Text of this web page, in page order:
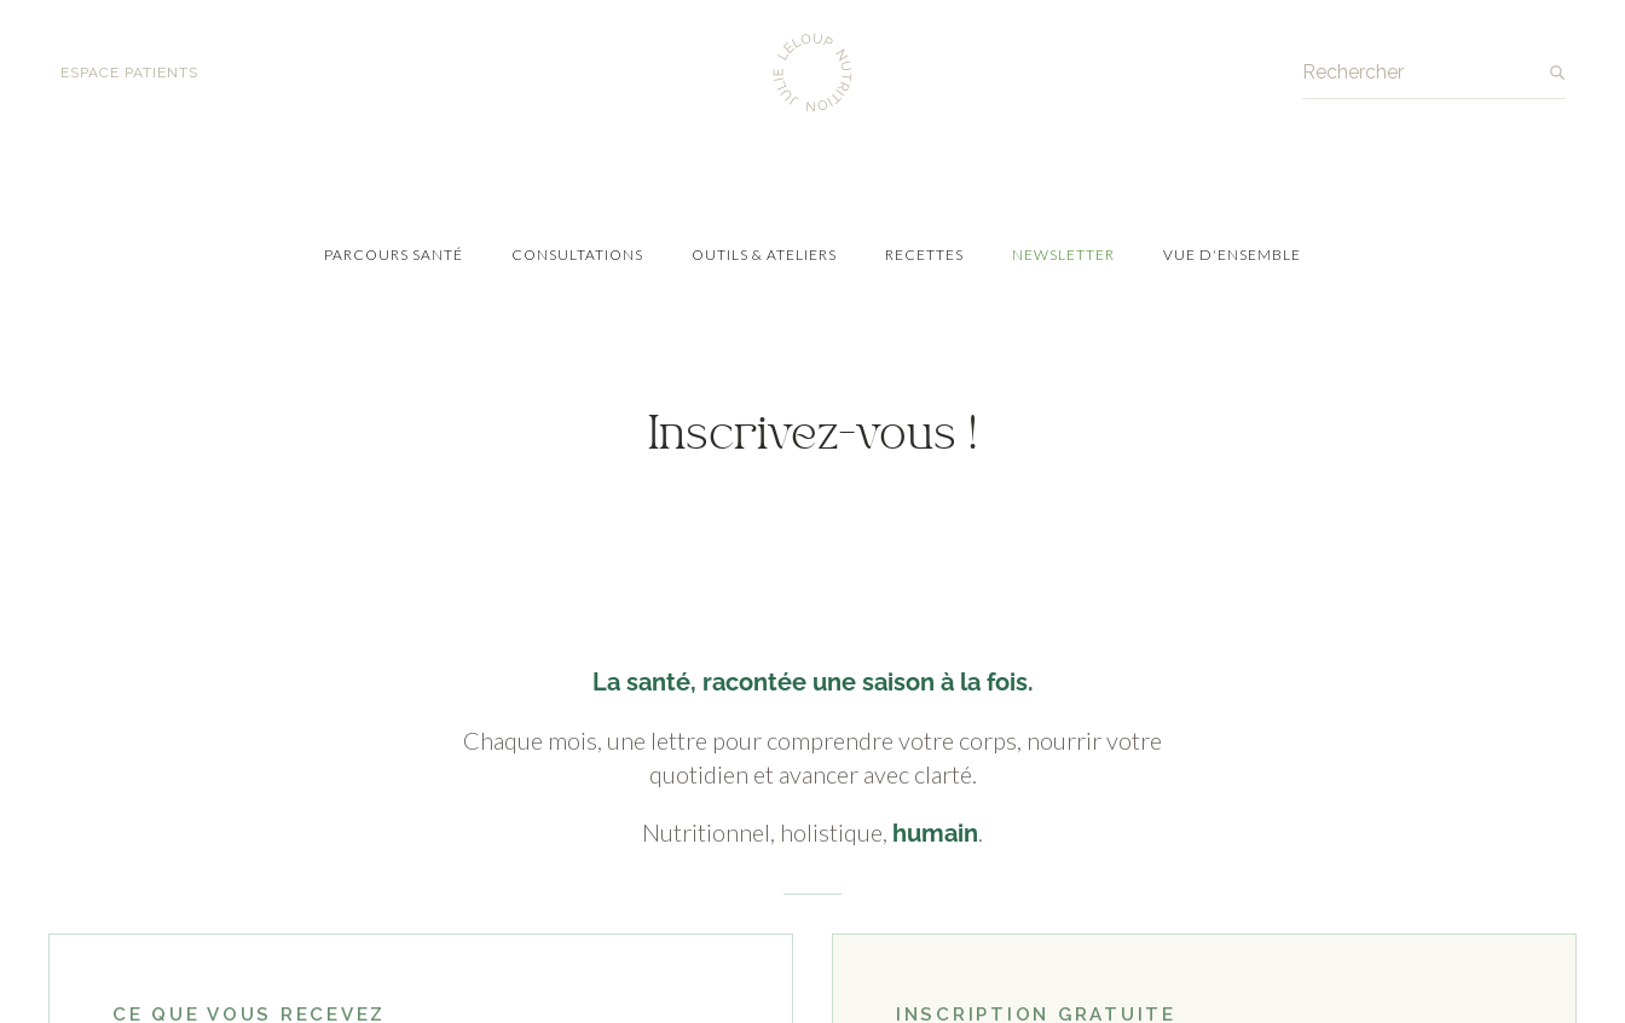
Aller
l'accueil
Julie
Leloup
Nutrition
ESPACE PATIENTS
Navigation
PARCOURS SANTÉ CONSULTATIONS OUTILS & ATELIERS RECETTES NEWSLETTER VUE D'ENSEMBLE
Inscrivez-vous !
La santé, racontée une saison à la fois.
Chaque mois, une lettre pour comprendre votre corps, nourrir votre
quotidien et avancer avec clarté.
Nutritionnel, holistique, humain.
CE QUE VOUS RECEVEZ INSCRIPTION GRATUITE